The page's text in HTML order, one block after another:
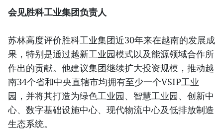
会见胜科工业集团负责人
苏林高度评价胜科工业集团近30年来在越南的发展成
果，特别是通过越新工业园模式以及能源领域合作所
作出的贡献。他建议集团继续扩大投资规模，推动越
南34个省和中央直辖市均拥有至少一个VSIP工业
园，并将其打造为绿色工业园、智慧工业园、创新中
心、数字基础设施中心、现代物流中心及低排放制造
生态系统。